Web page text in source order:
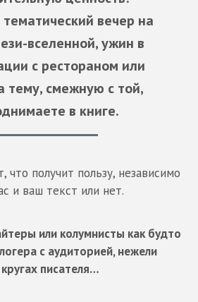
тематический вечер на
вселенной, ужин в
с рестораном или
тему, смежную с той,
в книге.
что получит пользу, независимо
и ваш текст или нет.
или колумнисты как будто
с аудиторией, нежели
писателя…